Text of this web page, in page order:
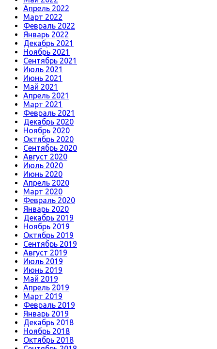
Апрель 2022
Март 2022
Февраль 2022
Январь 2022
Декабрь 2021
Ноябрь 2021
Сентябрь 2021
Июль 2021
Июнь 2021
Май 2021
Апрель 2021
Март 2021
Февраль 2021
Декабрь 2020
Ноябрь 2020
Октябрь 2020
Сентябрь 2020
Август 2020
Июль 2020
Июнь 2020
Апрель 2020
Март 2020
Февраль 2020
Январь 2020
Декабрь 2019
Ноябрь 2019
Октябрь 2019
Сентябрь 2019
Август 2019
Июль 2019
Июнь 2019
Май 2019
Апрель 2019
Март 2019
Февраль 2019
Январь 2019
Декабрь 2018
Ноябрь 2018
Октябрь 2018